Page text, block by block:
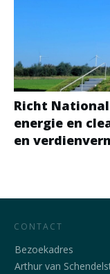
Richt
energie en
en
CONTACT
Bezoekadres
Arthur van